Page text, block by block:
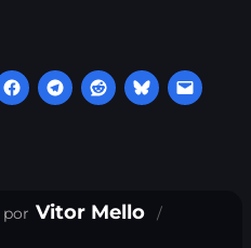
Vitor Mello